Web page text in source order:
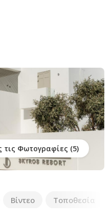
τις Φωτογραφίες
Βίντεο Τοποθεσία